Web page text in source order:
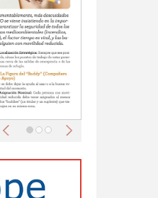
Anterior Siguiente